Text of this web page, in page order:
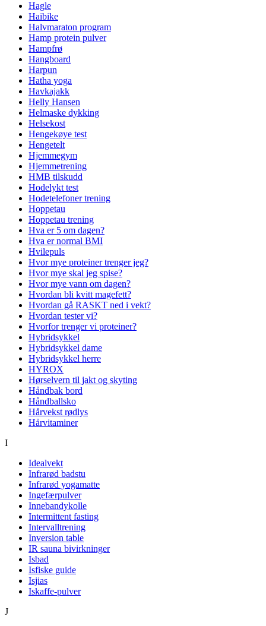
Hagle
Haibike
Halvmaraton program
Hamp protein pulver
Hampfrø
Hangboard
Harpun
Hatha yoga
Havkajakk
Helly Hansen
Helmaske dykking
Helsekost
Hengekøye test
Hengetelt
Hjemmegym
Hjemmetrening
HMB tilskudd
Hodelykt test
Hodetelefoner trening
Hoppetau
Hoppetau trening
Hva er 5 om dagen?
Hva er normal BMI
Hvilepuls
Hvor mye proteiner trenger jeg?
Hvor mye skal jeg spise?
Hvor mye vann om dagen?
Hvordan bli kvitt magefett?
Hvordan gå RASKT ned i vekt?
Hvordan tester vi?
Hvorfor trenger vi proteiner?
Hybridsykkel
Hybridsykkel dame
Hybridsykkel herre
HYROX
Hørselvern til jakt og skyting
Håndbak bord
Håndballsko
Hårvekst rødlys
Hårvitaminer
I
Idealvekt
Infrarød badstu
Infrarød yogamatte
Ingefærpulver
Innebandykolle
Intermittent fasting
Intervalltrening
Inversion table
IR sauna bivirkninger
Isbad
Isfiske guide
Isjias
Iskaffe-pulver
J